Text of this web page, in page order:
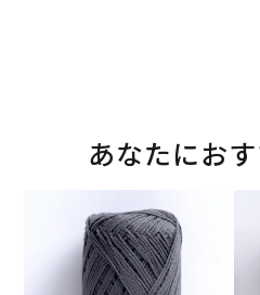
あなたにお